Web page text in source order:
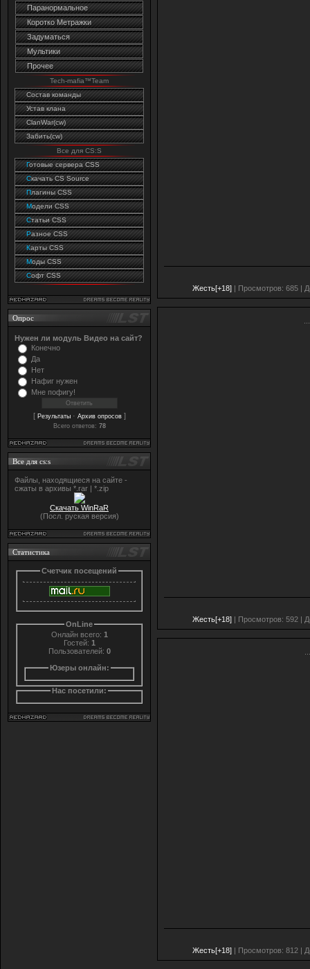
Паранормальное
Коротко Метражки
Задуматься
Мультики
Прочее
Tech-mafia™Team
Состав команды
Устав клана
ClanWar(cw)
Забить(cw)
Все для CS:S
Готовые сервера CSS
Cкачать CS Source
Плагины CSS
Модели CSS
Статьи CSS
Разное CSS
Карты CSS
Моды CSS
Софт CSS
Опрос
Нужен ли модуль Видео на сайт?
Конечно
Да
Нет
Нафиг нужен
Мне пофигу!
[ Результаты· Архив опросов]
Всего ответов: 78
Все для cs:s
Файлы, находящиеся на сайте -
сжаты в архивы *.rar | *.zip
Скачать WinRaR
(Посл. руская версия)
Статистика
Счетчик посещений
OnLine
Онлайн всего: 1
Гостей: 1
Пользователей: 0
Юзеры онлайн:
Нас посетили:
Жесть[+18]| Просмотров: 685 |
Жесть[+18]| Просмотров: 592 |
Жесть[+18]| Просмотров: 812 |